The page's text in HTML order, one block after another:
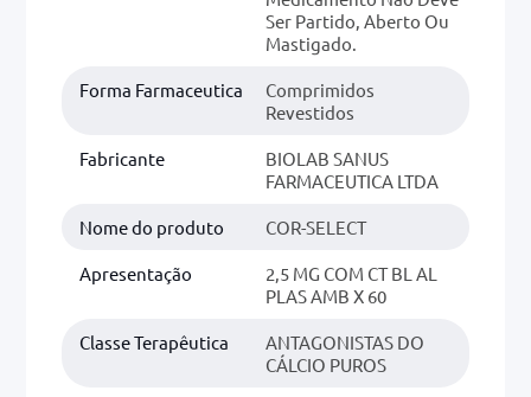
Ser Partido, Aberto Ou
Mastigado.
Forma Farmaceutica
Comprimidos
Revestidos
Fabricante
BIOLAB SANUS
FARMACEUTICA LTDA
Nome do produto COR-SELECT
Apresentação
2,5 MG COM CT BL AL
PLAS AMB X 60
Classe Terapêutica
ANTAGONISTAS DO
CÁLCIO PUROS